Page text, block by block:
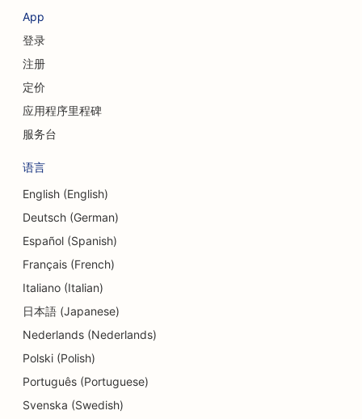
App
登录
注册
定价
应用程序里程碑
服务台
语言
English (English)
Deutsch (German)
Español (Spanish)
Français (French)
Italiano (Italian)
日本語 (Japanese)
Nederlands (Nederlands)
Polski (Polish)
Português (Portuguese)
Svenska (Swedish)